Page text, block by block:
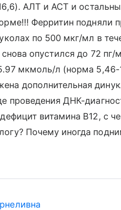
АЛТ и АСТ и
Ферритин подняли
по 500 мкг/мл в
опустился до 72
мкмоль/л (норма 5,46-
дополнительная
проведения ДНК-
витамина В12, с
Почему иногда